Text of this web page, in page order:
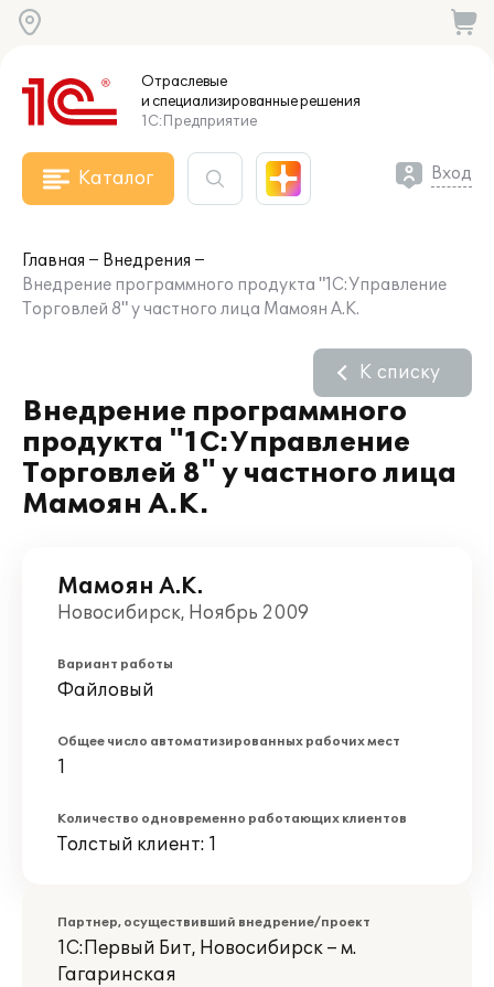
Отраслевые
и специализированныерешения
1С:Предприятие
Каталог Вход
Главная
Внедрения
Внедрение программного продукта "1С:Управление
Торговлей 8" у частного лица Мамоян А.К.
Внедрение программного
продукта "1С:Управление
Торговлей 8" у частного лица
Мамоян А.К.
К списку
Мамоян А.К.
Новосибирск, Ноябрь 2009
Вариант работы
Файловый
Общее число автоматизированных рабочих мест
1
Количество одновременно работающих клиентов
Толстый клиент: 1
Партнер, осуществивший внедрение/проект
1С:Первый Бит, Новосибирск – м.
Гагаринская